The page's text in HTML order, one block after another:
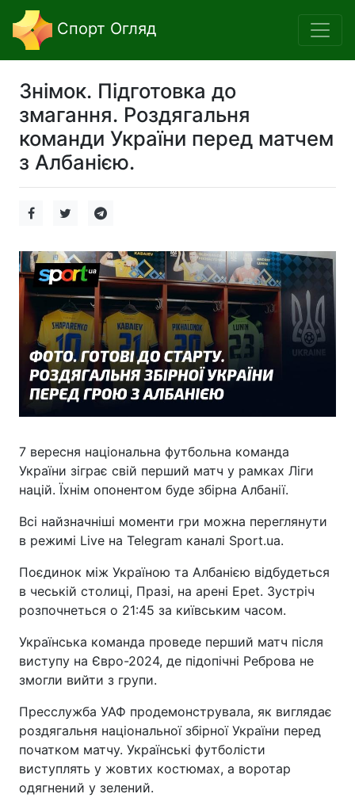
Спорт Огляд
Знімок. Підготовка до
змагання. Роздягальня
команди України перед матчем
з Албанією.
7 вересня національна футбольна команда
України зіграє свій перший матч у рамках Ліги
націй. Їхнім опонентом буде збірна Албанії.
Всі найзначніші моменти гри можна переглянути
в режимі Live на Telegram каналі Sport.ua.
Поєдинок між Україною та Албанією відбудеться
в чеській столиці, Празі, на арені Epet. Зустріч
розпочнеться о 21:45 за київським часом.
Українська команда проведе перший матч після
виступу на Євро-2024, де підопічні Реброва не
змогли вийти з групи.
Пресслужба УАФ продемонструвала, як виглядає
роздягальня національної збірної України перед
початком матчу. Українські футболісти
виступлять у жовтих костюмах, а воротар
одягнений у зелений.